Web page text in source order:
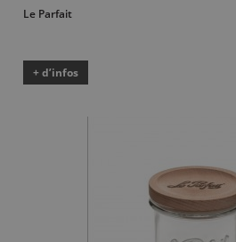
Le Parfait
+ d’infos